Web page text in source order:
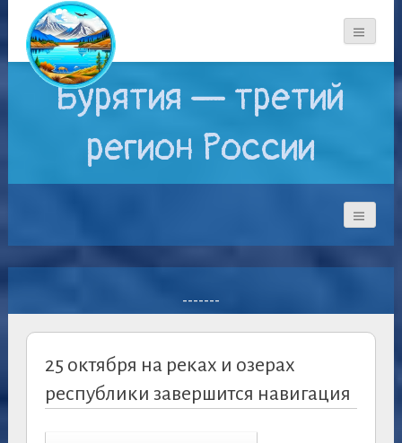
Бурятия — третий
регион России
-------
25 октября на реках и озерах
республики завершится навигация